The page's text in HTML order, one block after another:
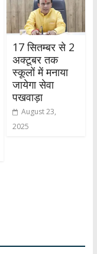
17 सितम्बर से 2
अक्टूबर तक
स्कूलों में मनाया
जायेगा सेवा
पखवाड़ा
August 23,
2025